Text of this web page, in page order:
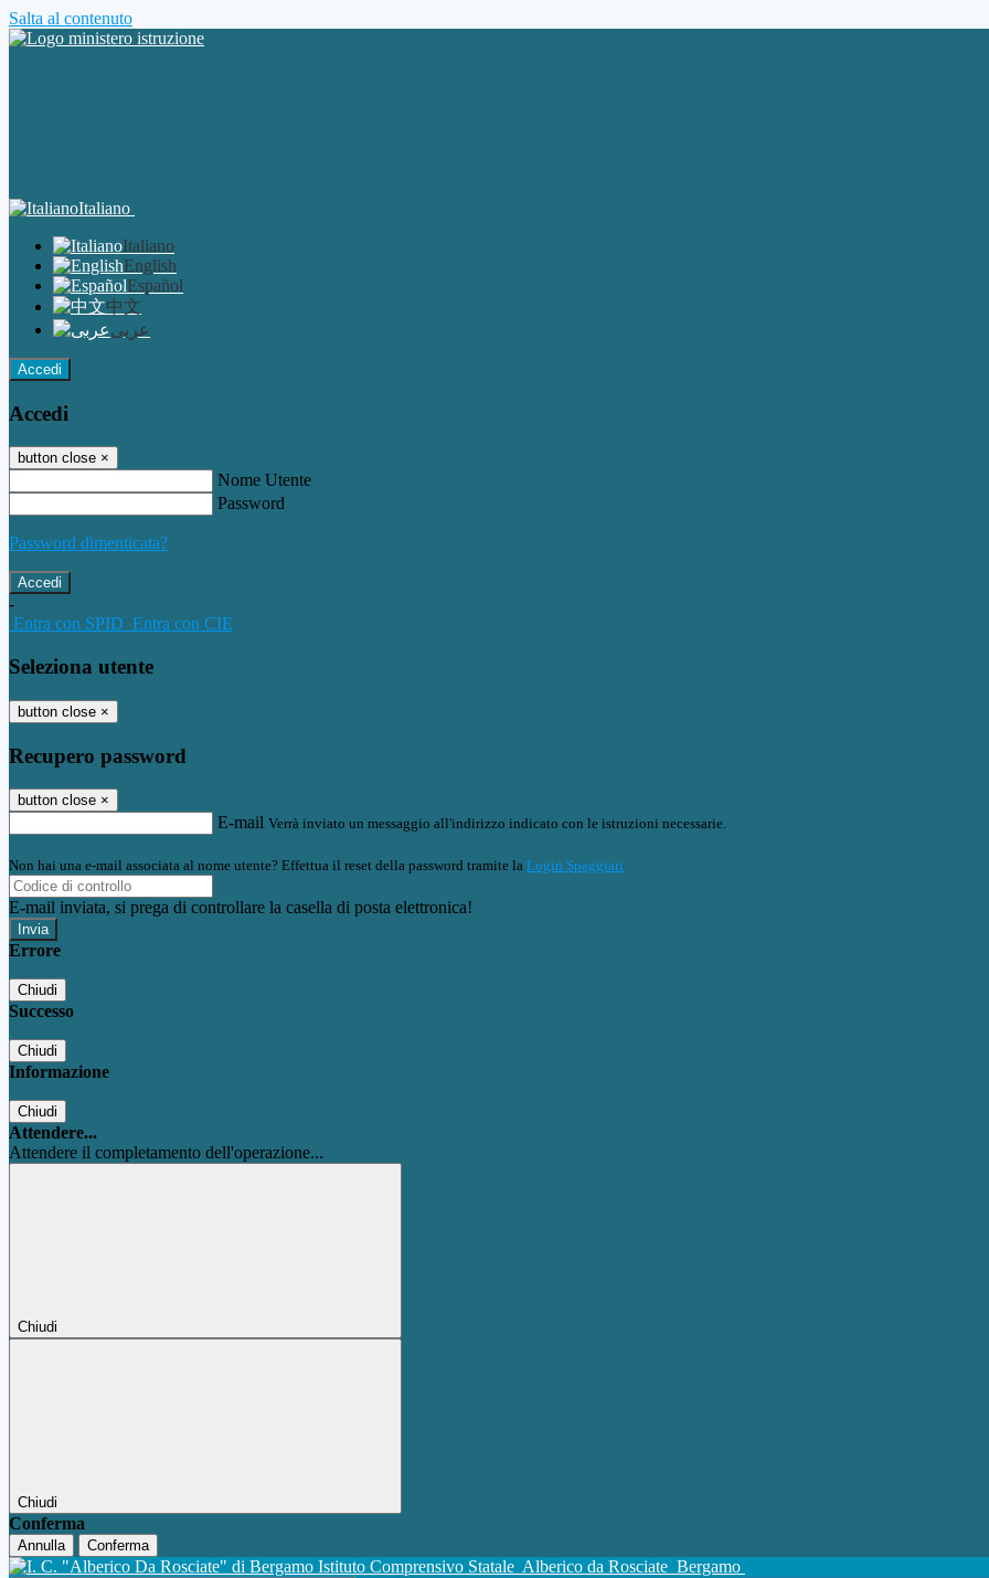
Salta al contenuto
Italiano
Italiano
English
Español
中文
عربى
Accedi
Accedi
button close ×
Nome Utente
Password
Password dimenticata?
-
Entra con SPID Entra con CIE
Seleziona utente
button close ×
Recupero password
button close ×
E-mail Verrà inviato un messaggio all'indirizzo indicato con le istruzioni necessarie.
Non hai una e-mail associata al nome utente? Effettua il reset della password tramite la Login Spaggiari
E-mail inviata, si prega di controllare la casella di posta elettronica!
Errore
Chiudi
Successo
Chiudi
Informazione
Chiudi
Attendere...
Attendere il completamento dell'operazione...
Chiudi
Chiudi
Conferma
Annulla Conferma
Istituto Comprensivo Statale Alberico da Rosciate Bergamo